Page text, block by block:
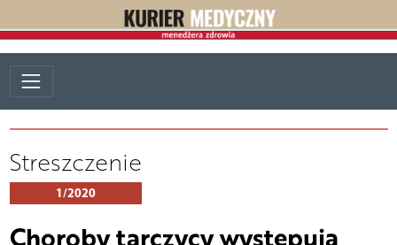
Streszczenie
1/2020
Choroby tarczycy występują